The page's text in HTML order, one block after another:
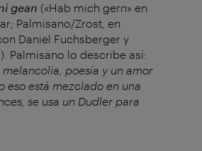
gean («Hab mich gern» en
Palmisano/Zrost, en
Daniel Fuchsberger y
Palmisano lo describe así:
melancolía, poesía y un amor
eso está mezclado en una
se usa un Dudler para